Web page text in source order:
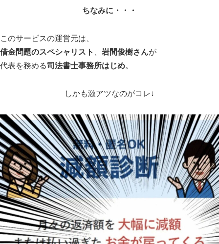
ちなみに・・・
このサービスの運営元は、
借金問題のスペシャリスト
岩間俊樹さんが
代表を務める司法書士事務所はじめ。
しかも激アツなのがコレ↓